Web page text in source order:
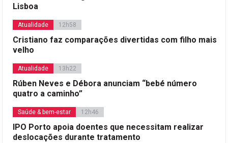
Lisboa
Atualidade 12h58
Cristiano faz comparações divertidas com filho mais
velho
Atualidade 13h22
Rúben Neves e Débora anunciam “bebé número
quatro a caminho”
Saúde & bem-estar 12h46
IPO Porto apoia doentes que necessitam realizar
deslocações durante tratamento